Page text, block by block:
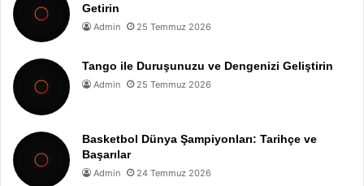
Getirin
Admin 25 Temmuz 2026
Tango ile Duruşunuzu ve Dengenizi Geliştirin
Admin 25 Temmuz 2026
Basketbol Dünya Şampiyonları: Tarihçe ve
Başarılar
Admin 24 Temmuz 2026